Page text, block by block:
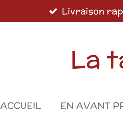
Livraison
La
ACCUEIL EN AVANT